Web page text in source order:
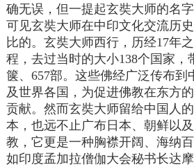
确无误，但一提起玄奘大师的名
可见玄奘大师在中印文化交流历
比的。玄奘大师西行，历经17年
程，去过当时的大小138个国家，
箧、657部。这些佛经广泛传布到
及世界各国，为促进佛教在东方
贡献。然而玄奘大师留给中国人
本，也远不止广布日本、朝鲜以
教，它更是一种胸襟开阔、海纳
如印度孟加拉僧伽大会秘书长达